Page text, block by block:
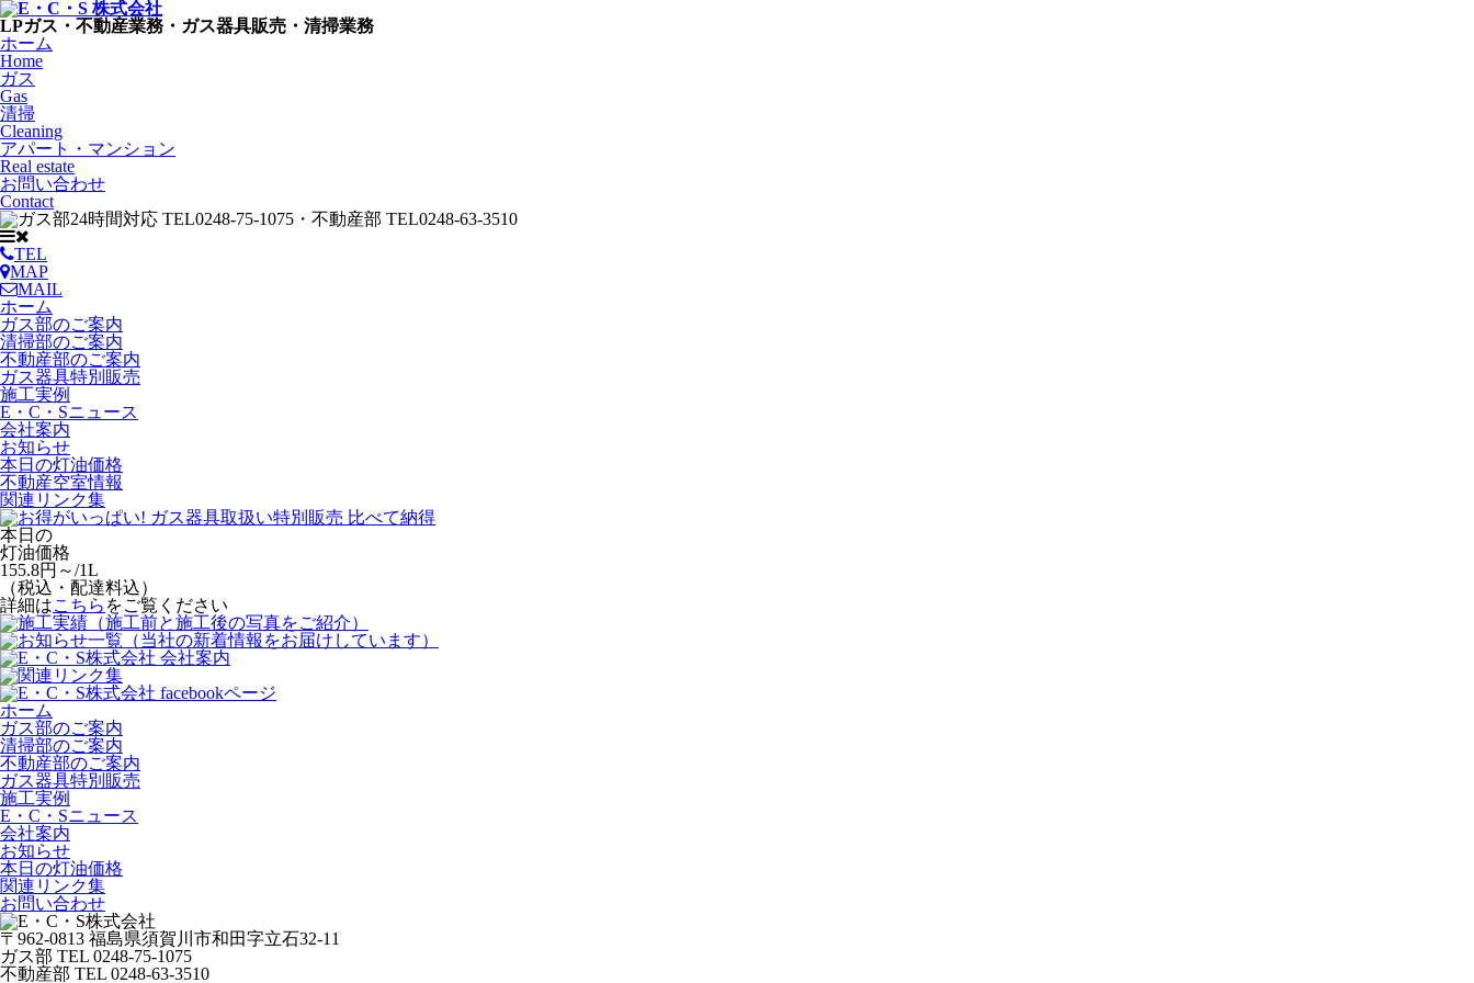
LPガス・不動産業務・ガス器具販売・清掃業務
ホーム
Home
ガス
Gas
清掃
Cleaning
アパート・マンション
Real estate
お問い合わせ
Contact
TEL
MAP
MAIL
ホーム
ガス部のご案内
清掃部のご案内
不動産部のご案内
ガス器具特別販売
施工実例
E・C・Sニュース
会社案内
お知らせ
本日の灯油価格
不動産空室情報
関連リンク集
本日の
灯油価格
155.8円～/1L
（税込・配達料込）
詳細はこちら をご覧ください
ホーム
ガス部のご案内
清掃部のご案内
不動産部のご案内
ガス器具特別販売
施工実例
E・C・Sニュース
会社案内
お知らせ
本日の灯油価格
関連リンク集
お問い合わせ
〒962-0813 福島県須賀川市和田字立石32-11
ガス部 TEL 0248-75-1075
不動産部 TEL 0248-63-3510